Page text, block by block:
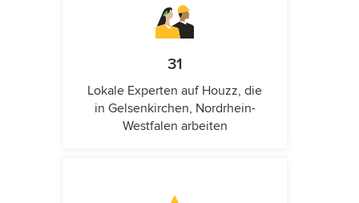
31
Lokale Experten auf Houzz, die
in Gelsenkirchen, Nordrhein-
Westfalen arbeiten